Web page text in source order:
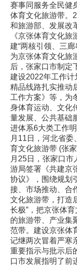
赛事同服务全民健
体育文化旅游带。
和旅游部、发展改
《京张体育文化
建“两核引领、三廊
为京张体育文化旅
后，张家口市制定
建设2022年工作
精品线路扎实推动
工作方案》等，为
身体育运动、文化
量发展、公共基础
进体系6大类工作
月11日，河北省
育文化旅游带 (张
月25日，张家口市
游局签署《共建京
协议》，围绕规划
接、市场推动、合
文化旅游带，打造
长极”，把京张体
的旅游带、产业集
范带。建设京张体
记继两次冒着严寒
重要指示与批示后
口市发展指明了前